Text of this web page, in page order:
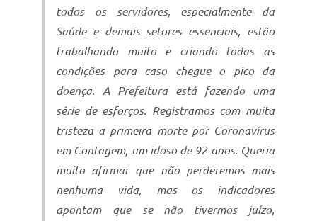
todos os servidores, especialmente da
Saúde e demais setores essenciais, estão
trabalhando muito e criando todas as
condições para caso chegue o pico da
doença. A Prefeitura está fazendo uma
série de esforços. Registramos com muita
tristeza a primeira morte por Coronavírus
em Contagem, um idoso de 92 anos. Queria
muito afirmar que não perderemos mais
nenhuma vida, mas os indicadores
apontam que se não tivermos juízo,